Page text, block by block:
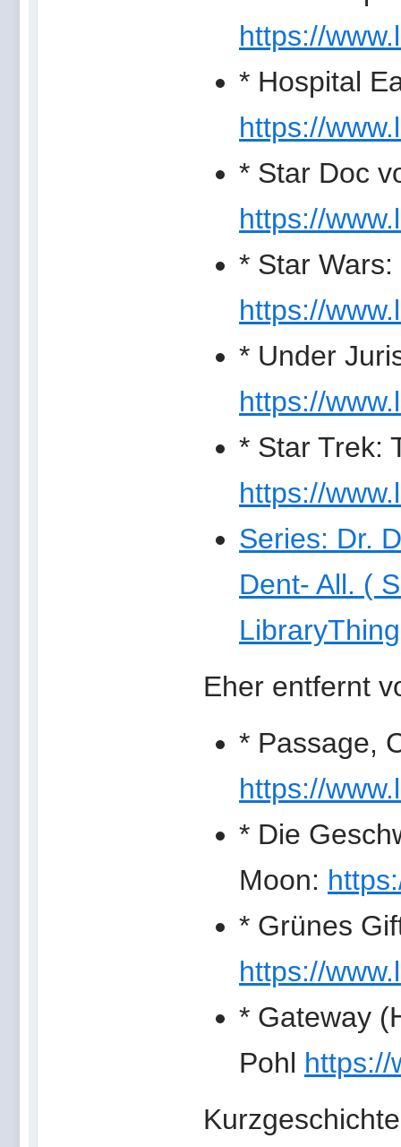
https://
* Hospital
https://
* Star Doc
https://
* Star
https://
* Under
https://
* Star Trek:
https://
Series: Dr.
Dent- All. (
Eher entfernt
* Passage,
https://
* Die
Moon:
* Grünes
https://
* Gateway
Pohl